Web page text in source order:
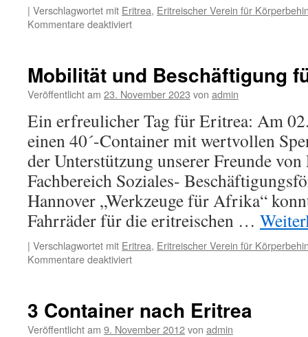
| Verschlagwortet mit Eritrea, Eritreischer Verein für
Kommentare deaktiviertfür
für
Eritrea
Mobilität und Beschäftigung
Veröffentlicht am 23. November 2023 von admin
Ein erfreulicher Tag für Eritrea: Am
einen 40´-Container mit wertvollen
der Unterstützung unserer Freunde
Fachbereich Soziales-
Hannover „Werkzeuge für Afrika“
Fahrräder für die eritreischen …
| Verschlagwortet mit Eritrea, Eritreischer Verein für
Kommentare deaktiviertfür
für
Eritrea
3 Container nach Eritrea
Veröffentlicht am 9. November 2012von admin